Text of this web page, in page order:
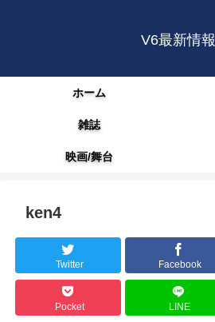
V6最新情報
ホーム
雑誌
映画/舞台
ken4
Twitter Facebook
Pocket LINE